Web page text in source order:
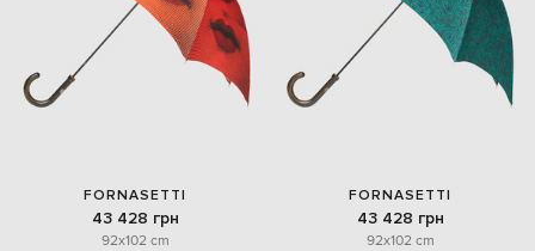
FORNASETTI
43 428 грн
92x102 cm
FORNASETTI
43 428 грн
92x102 cm